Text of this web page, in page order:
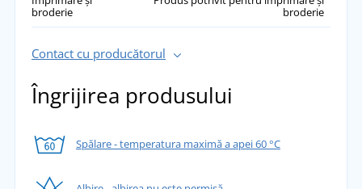
broderie
broderie
Contact cu producătorul
Îngrijirea produsului
Spălare - temperatura maximă a apei 60 °C